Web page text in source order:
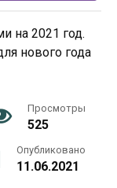
Просмотры
525
Опубликовано
11.06.2021